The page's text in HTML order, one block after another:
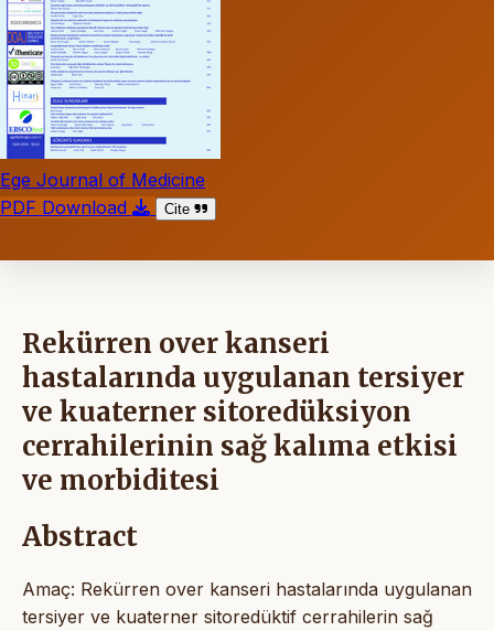
Ege Journal of Medicine
PDF Download
Cite
Rekürren over kanseri
hastalarında uygulanan tersiyer
ve kuaterner sitoredüksiyon
cerrahilerinin sağ kalıma etkisi
ve morbiditesi
Abstract
Amaç: Rekürren over kanseri hastalarında uygulanan
tersiyer ve kuaterner sitoredüktif cerrahilerin sağ